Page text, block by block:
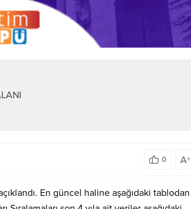
0 A+
En güncel haline aşağıdaki tablodan